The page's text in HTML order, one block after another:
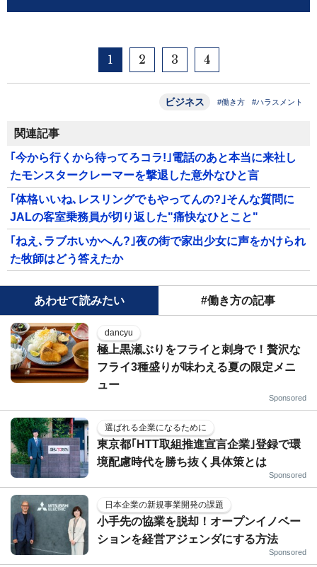
1 2 3 4
ビジネス #働き方 #ハラスメント
関連記事
｢今から行くから待ってろコラ!｣電話のあと本当に来社し
たモンスタークレーマーを撃退した意外なひと言
｢体格いいね､レスリングでもやってんの?｣そんな質問に
JALの客室乗務員が切り返した"痛快なひとこと"
｢ねえ､ラブホいかへん?｣夜の街で家出少女に声をかけられ
た牧師はどう答えたか
あわせて読みたい #働き方の記事
dancyu
極上黒瀬ぶりをフライと刺身で！贅沢な
フライ3種盛りが味わえる夏の限定メニ
ュー
Sponsored
選ばれる企業になるために
東京都｢HTT取組推進宣言企業｣登録で環
境配慮時代を勝ち抜く具体策とは
Sponsored
日本企業の新規事業開発の課題
小手先の協業を脱却！オープンイノベー
ションを経営アジェンダにする方法
Sponsored